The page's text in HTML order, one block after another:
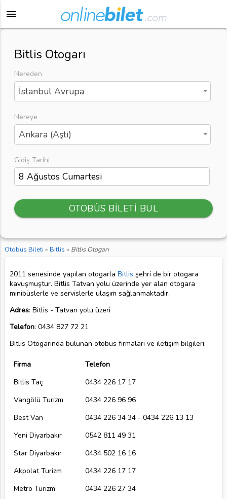
menu
Bitlis Otogarı
Nereden
İstanbul Avrupa
Nereye
Ankara (Aşti)
Gidiş Tarihi
OTOBÜS BİLETİ BUL
Otobüs Bileti » Bitlis » Bitlis Otogarı
2011 senesinde yapılan otogarla Bitlis şehri de bir otogara
kavuşmuştur. Bitlis Tatvan yolu üzerinde yer alan otogara
minibüslerle ve servislerle ulaşım sağlanmaktadır.
Adres: Bitlis - Tatvan yolu üzeri
Telefon: 0434 827 72 21
Bitlis Otogarında bulunan otobüs firmaları ve iletişim bilgileri;
Firma
Telefon
Bitlis Taç
0434 226 17 17
Vangölü Turizm
0434 226 96 96
Best Van
0434 226 34 34 - 0434 226 13 13
Yeni Diyarbakır
0542 811 49 31
Star Diyarbakır
0434 502 16 16
Akpolat Turizm
0434 226 17 17
Metro Turizm
0434 226 27 34